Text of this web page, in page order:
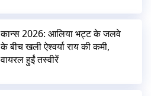
कान्स 2026: आलिया भट्ट के जलवे
के बीच खली ऐश्वर्या राय की कमी,
वायरल हुईं तस्वीरें